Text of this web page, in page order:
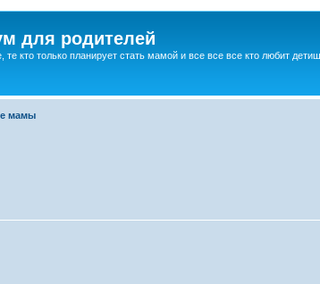
для родителей
кто только планирует стать мамой и все все все кто любит
мамы